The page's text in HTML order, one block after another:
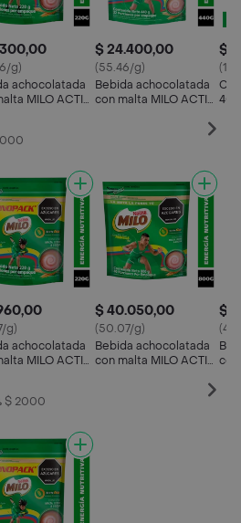
g)
achocolatada
MILO ACTIV-
$ 24.400,00
(55.46/g)
Bebida achocolatada
con malta MILO ACTIV-
$
40
g)
achocolatada
MILO ACTIV-
$ 40.050,00
(50.07/g)
Bebida achocolatada
con malta MILO ACTIV-
$
con
$ 2000